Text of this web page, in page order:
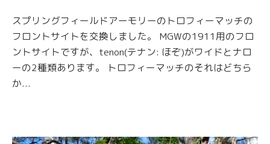
スプリングフィールドアーモリーのトロフィーマッチの
フロントサイトを交換しました。 MGWの1911用のフロ
ントサイトですが、tenon(テナン: ほぞ)がワイドとナロ
ーの2種類あります。 トロフィーマッチのそれはどちら
か...